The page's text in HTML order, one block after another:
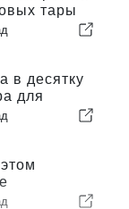
тары
в десятку
для
в